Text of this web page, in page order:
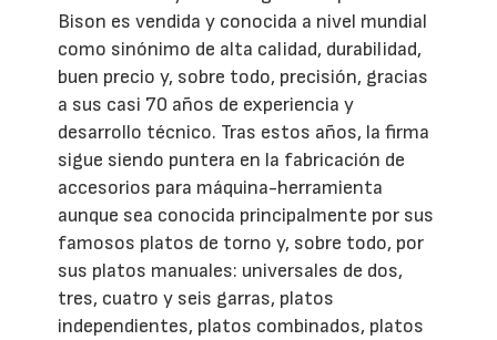
Bison es vendida y conocida a nivel mundial
como sinónimo de alta calidad, durabilidad,
buen precio y, sobre todo, precisión, gracias
a sus casi 70 años de experiencia y
desarrollo técnico. Tras estos años, la firma
sigue siendo puntera en la fabricación de
accesorios para máquina-herramienta
aunque sea conocida principalmente por sus
famosos platos de torno y, sobre todo, por
sus platos manuales: universales de dos,
tres, cuatro y seis garras, platos
independientes, platos combinados, platos